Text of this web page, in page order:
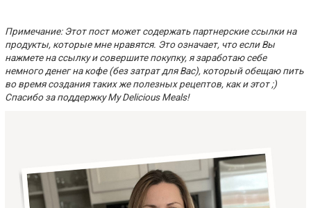
Примечание: Этот пост может содержать партнерские ссылки на
продукты, которые мне нравятся. Это означает, что если Вы
нажмете на ссылку и совершите покупку, я заработаю себе
немного денег на кофе (без затрат для Вас), который обещаю пить
во время создания таких же полезных рецептов, как и этот ;)
Спасибо за поддержку My Delicious Meals!